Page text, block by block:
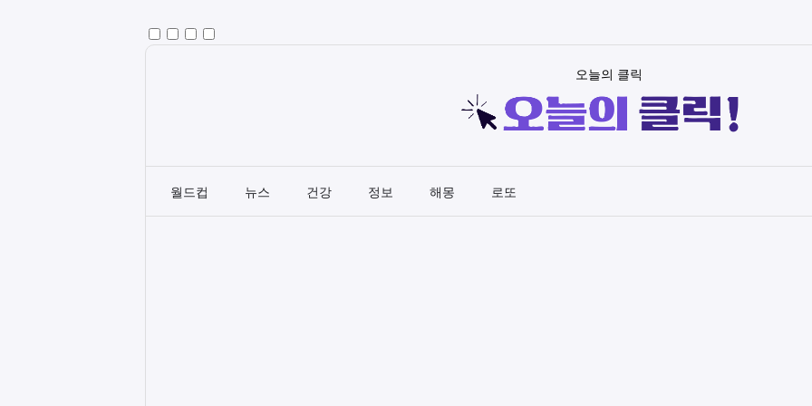
오늘의 클릭
월드컵 뉴스 건강 정보 해몽 로또